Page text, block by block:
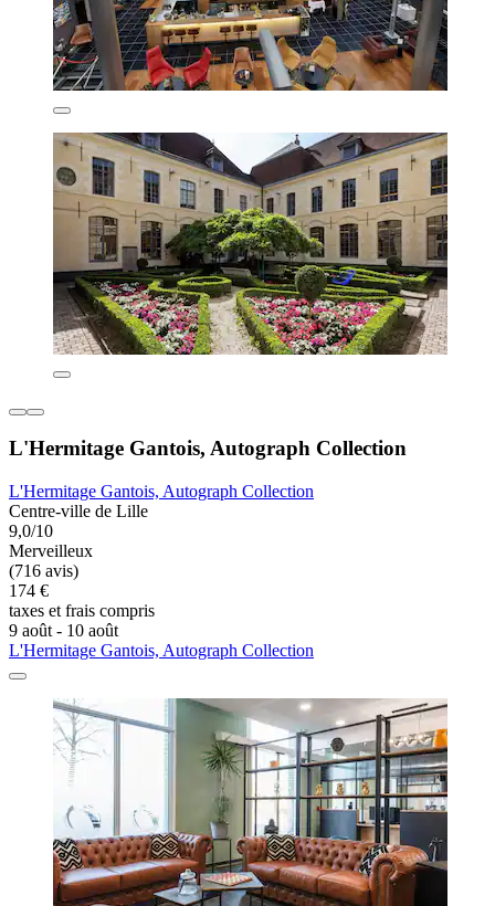
L'Hermitage Gantois, Autograph Collection
L'Hermitage Gantois, Autograph Collection
Centre-ville de Lille
9,0/10
Merveilleux
(716 avis)
174 €
taxes et frais compris
9 août - 10 août
L'Hermitage Gantois, Autograph Collection